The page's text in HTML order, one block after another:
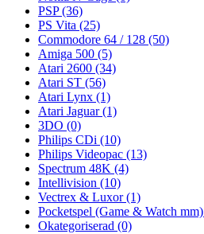
PSP(36)
PS Vita (25)
Commodore 64 / 128 (50)
Amiga 500 (5)
Atari 2600 (34)
Atari ST (56)
Atari Lynx (1)
Atari Jaguar(1)
3DO (0)
Philips CDi (10)
Philips Videopac (13)
Spectrum 48K (4)
Intellivision (10)
Vectrex & Luxor(1)
Pocketspel (Game & Watch mm)
Okategoriserad (0)